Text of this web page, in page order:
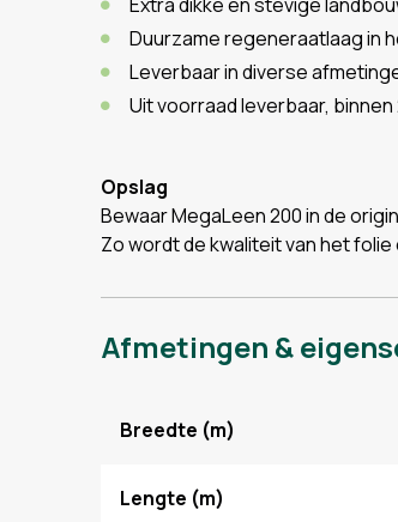
Extra dikke en stevige
Duurzame regeneraatlaag in
Leverbaar in diverse
Uit voorraad leverbaar, binnen
Opslag
Bewaar MegaLeen 200 in de
Zo wordt de kwaliteit van het
Afmetingen &
Breedte (m)
Lengte (m)